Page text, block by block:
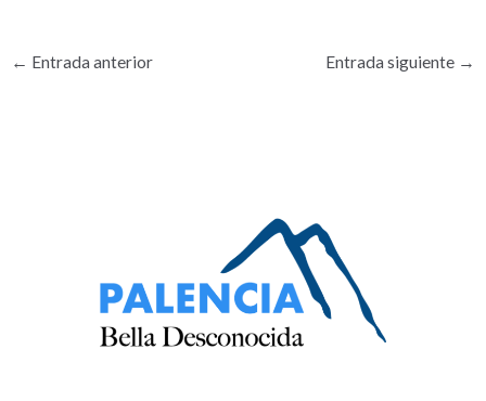
← Entrada anterior Entrada siguiente →